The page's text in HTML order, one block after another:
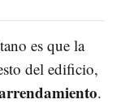
es que la
del edificio,
.